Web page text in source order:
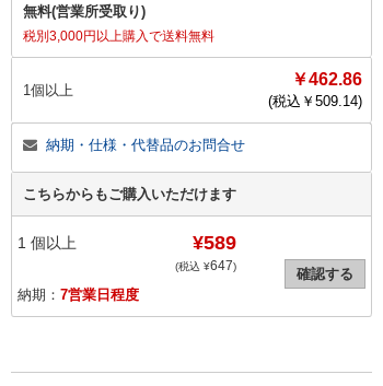
無料(営業所受取り)
税別3,000円以上購入で送料無料
1個以上
￥462.86
(税込￥ 509.14)
納期・仕様・代替品のお問合せ
こちらからもご購入いただけます
1 個以上 ¥589
(税込 ¥647)
納期： 7営業日程度
確認する